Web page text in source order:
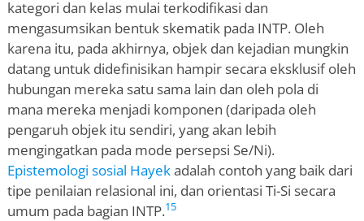
kategori dan kelas mulai terkodifikasi dan
mengasumsikan bentuk skematik pada INTP. Oleh
karena itu, pada akhirnya, objek dan kejadian mungkin
datang untuk didefinisikan hampir secara eksklusif oleh
hubungan mereka satu sama lain dan oleh pola di
mana mereka menjadi komponen (daripada oleh
pengaruh objek itu sendiri, yang akan lebih
mengingatkan pada mode persepsi Se/Ni).
Epistemologi sosial Hayekadalah contoh yang baik dari
tipe penilaian relasional ini, dan orientasi Ti-Si secara
umum pada bagian INTP.15